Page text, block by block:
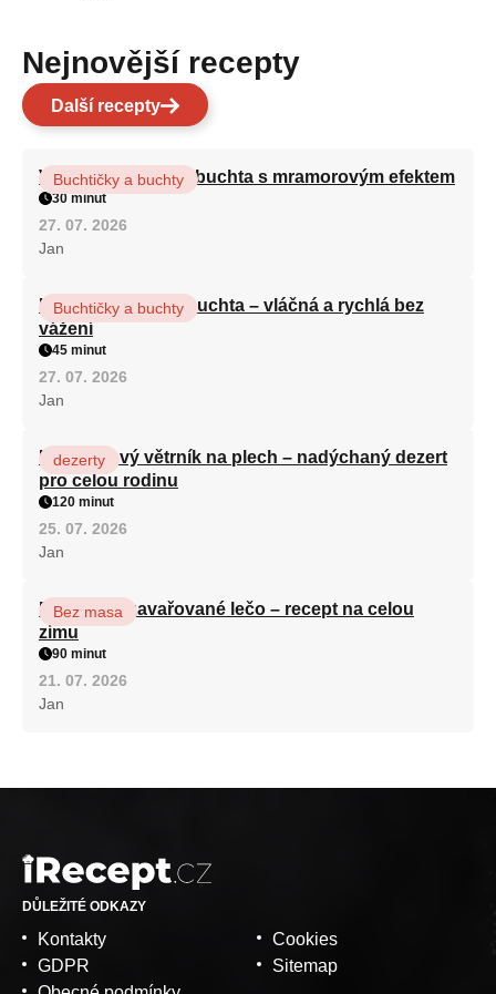
Nejnovější recepty
Další recepty
Vláčná olejová litá buchta s mramorovým efektem
Buchtičky a buchty
30 minut
27. 07. 2026
Jan
Hrnková maková buchta – vláčná a rychlá bez
vážení
Buchtičky a buchty
45 minut
27. 07. 2026
Jan
Karamelový větrník na plech – nadýchaný dezert
pro celou rodinu
dezerty
120 minut
25. 07. 2026
Jan
Babiččino zavařované lečo – recept na celou
zimu
Bez masa
90 minut
21. 07. 2026
Jan
DŮLEŽITÉ ODKAZY
Kontakty
GDPR
Cookies
Sitemap